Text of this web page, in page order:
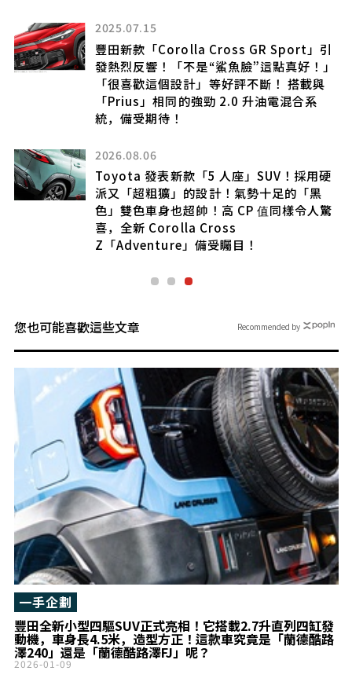
2025.07.15
豐田新款「Corolla Cross GR Sport」引
發熱烈反響！「不是“鯊魚臉”這點真好！」
「很喜歡這個設計」等好評不斷！ 搭載與
「Prius」相同的強勁 2.0 升油電混合系
統，備受期待！
2026.08.06
Toyota 發表新款「5 人座」SUV！採用硬
派又「超粗獷」的設計！氣勢十足的「黑
色」雙色車身也超帥！高 CP 值同樣令人驚
喜，全新 Corolla Cross
Z「Adventure」備受矚目！
您也可能喜歡這些文章
豐田全新小型四驅SUV正式亮相！它搭載2.7升直列四缸發
動機，車身長4.5米，造型方正！這款車究竟是「蘭德酷路
澤240」還是「蘭德酷路澤FJ」呢？
一手企劃
2026-01-09
Recommended by